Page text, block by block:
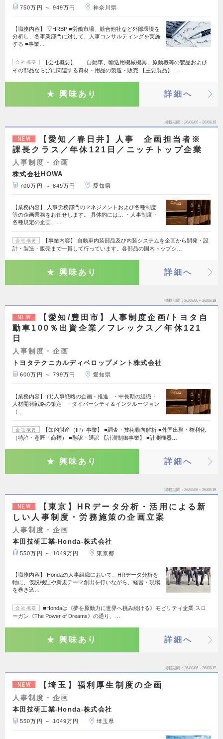
750万円 ～ 949万円 神奈川県
【職務内容】 ▽HRBP ■労働市場、競合他社など外部環境を
分析し、各事業部門に対して、人事コンサルティングを実施
する ■事業…
会社概要
【会社概要】 自動車、輸送用機械機具、原動機等の製品および
その部品ならびに関連する資材・用品の製造・販売 【主要製品】 …
興味あり 詳細へ
掲載期間 26/08/06～26/08/19
NEW
【愛知／春日井】人事 企画担当者※
課長クラス／年休121日／ニッチトップ企業
人事制度・企画
株式会社HOWA
700万円 ～ 849万円 愛知県
【業務内容】 人事労務部門のマネジメントおよび各種制度
等の企画業務をお任せします。 具体的には… ・人事制度・
各種規定の企画、…
会社概要
【事業内容】 自動車内装部品及び内装システムを企画から開発・設
計・製造・販売まで一貫して行っています。各部品の国内トップシ…
興味あり 詳細へ
掲載期間 26/08/06～26/08/19
NEW
【愛知/豊田市】人事制度企画/トヨタ自
動車100％出資企業／フレックス／年休121
日
人事制度・企画
トヨタテクニカルディベロップメント株式会社
600万円 ～ 799万円 愛知県
【業務内容】 (1)人事戦略の企画・推進 ・中長期の組織・
人材開発戦略の策定 ・ダイバーシティ＆インクルージョン
（…
会社概要
【知的財産（IP）事業】 ■調査・技術動向解析 ■外国出願・権利化
（特許・意匠・商標） ■翻訳・通訳 【計測制御事業】 ■計測機器…
興味あり 詳細へ
掲載期間 26/08/06～26/08/19
NEW
【東京】HRデータ分析・活用による新
しい人事制度・労務施策の企画立案
人事制度・企画
本田技研工業-Honda-株式会社
550万円 ～ 1049万円 東京都
【職務内容】 Hondaの人事組織において、HRデータ分析を
軸に、仮説検証や新規テーマ創出を行いながら、経営・現場
を巻き込…
会社概要
■Hondaは《夢を原動力に世界へ挑み続ける》モビリティ企業 スロ
ーガン《The Power of Dreams》の通り、…
興味あり 詳細へ
掲載期間 26/08/06～26/08/19
NEW 【埼玉】福利厚生制度の企画
人事制度・企画
本田技研工業-Honda-株式会社
550万円 ～ 1049万円 埼玉県